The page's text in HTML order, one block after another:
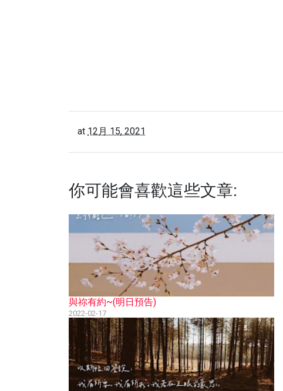
at 12月 15, 2021
你可能會喜歡這些文章:
與祢有約~(明日預告)
2022-02-17